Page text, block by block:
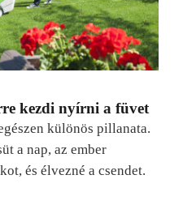
kezdi nyírni a füvet
különös pillanata.
a nap, az ember
és élvezné a csendet.